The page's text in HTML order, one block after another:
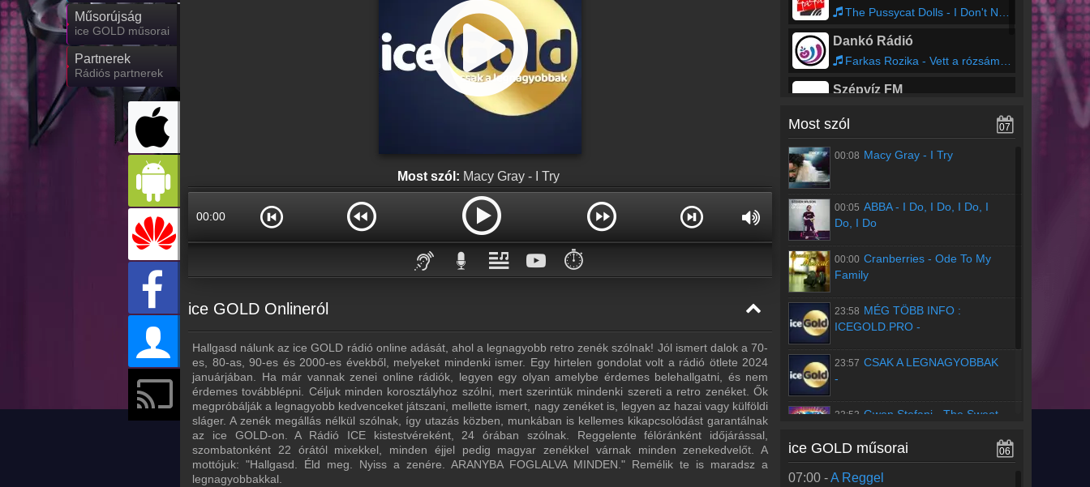
Műsorújság
ice GOLD műsorai
Partnerek
Rádiós partnerek
Most szól: Macy Gray - I Try
00:00
⏱️
ice GOLD Onlineról
Hallgasd nálunk az ice GOLD rádió online adását, ahol a legnagyobb retro zenék szólnak! Jól ismert dalok a 70-
es, 80-as, 90-es és 2000-es évekből, melyeket mindenki ismer. Egy hirtelen gondolat volt a rádió ötlete 2024
januárjában. Ha már vannak zenei online rádiók, legyen egy olyan amelybe érdemes belehallgatni, és nem
érdemes továbblépni. Céljuk minden korosztályhoz szólni, mert szerintük mindenki szereti a retro zenéket. Ők
megpróbálják a legnagyobb kedvenceket játszani, mellette ismert, nagy zenéket is, legyen az hazai vagy külföldi
sláger. A zenék megállás nélkül szólnak, így utazás közben, munkában is kellemes kikapcsolódást garantálnak
az ice GOLD-on. A Rádió ICE kistestvéreként, 24 órában szólnak. Reggelente félóránként időjárással,
szombatonként 22 órától mixekkel, minden éjjel pedig magyar zenékkel várnak minden zenekedvelőt. A
mottójuk: "Hallgasd. Éld meg. Nyiss a zenére. ARANYBA FOGLALVA MINDEN." Remélik te is maradsz a
legnagyobbakkal.
The Pussycat Dolls - I Don't Need a Man
Dankó Rádió
Farkas Rozika - Vett a rózsám piros selyem viganót énnékem
Szépvíz FM
Roxy Rádió
Swedish House Mafia - Redlight feat. Sting
Most szól 07
00:08 Macy Gray - I Try
00:05 ABBA- I Do, I Do, I Do, I
Do, I Do
00:00 Cranberries - Ode To My
Family
23:58 MÉG TÖBB INFO :
ICEGOLD.PRO -
23:57 CSAK A LEGNAGYOBBAK
-
23:53 Gwen Stefani
The Sweet
Régebbi számok lekérése
ice GOLD műsorai 06
07:00 -A Reggel